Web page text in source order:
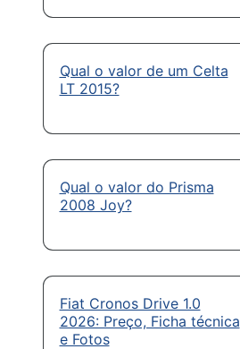
Qual o valor de um Celta
LT 2015?
Qual o valor do Prisma
2008 Joy?
Fiat Cronos Drive 1.0
2026: Preço, Ficha técnica
e Fotos